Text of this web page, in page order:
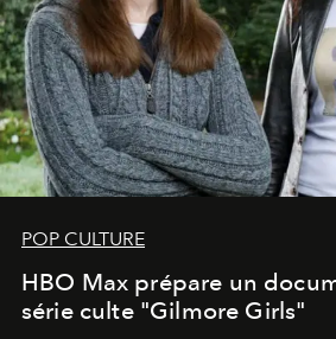
POP CULTURE
HBO Max prépare un
série culte "Gilmore Girls"